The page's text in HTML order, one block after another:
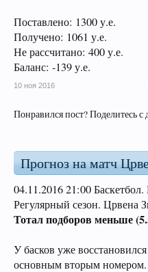
Поставлено: 1300 у.е.
Получено: 1061 у.е.
Не рассчитано: 400 у.е.
Баланс: -139 у.е.
10 ноя 2016
Понравился пост? Поделитесь
Прогноз на матч
04.11.2016 21:00
Регулярный сезон. Црвена
Тотал подборов меньше
У басков уже
основным вторым